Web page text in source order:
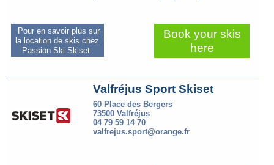
Pour en savoir plus sur
la location de skis chez
Passion Ski Skiset
Book your skis
here
Valfréjus Sport Skiset
60 Place des Bergers
73500 Valfréjus
04 79 59 14 70
valfrejus.sport@orange.fr